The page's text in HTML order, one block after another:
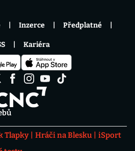
Tlapky Hráči na Blesku
iSport
Inzerce Předplatné
Kariéra